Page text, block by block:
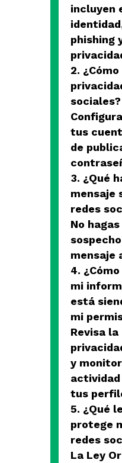
incluyen
phishing
sociales?
tus
de
¿Qué
mensaje
redes
No
mensaje
mi
está
mi
Revisa
y
actividad
tus
¿Qué
protege
redes
La Ley